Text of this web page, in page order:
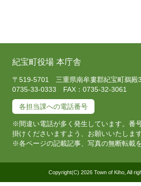
紀宝町役場 本庁舎
〒519-5701 三重県南牟婁郡紀宝町鵜
0735-33-0333 FAX：0735-32-3061
各担当課への電話番号
※間違い電話が多く発生しています。番
掛けくださいますよう、お願いいたします
※各ページの記載記事、写真の無断転載を
Copyright(C) 2026 Town of Kiho, All